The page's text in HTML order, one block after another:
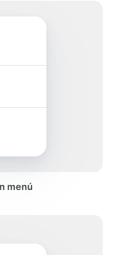
menú